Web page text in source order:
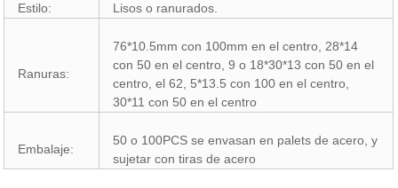
Estilo: Lisos o ranurados.
Ranuras:
76*10.5mm con 100mm en el centro, 28*14
con 50 en el centro, 9 o 18*30*13 con 50 en el
centro, el 62, 5*13.5 con 100 en el centro,
30*11 con 50 en el centro
Embalaje:
50 o 100PCS se envasan en palets de acero, y
sujetar con tiras de acero